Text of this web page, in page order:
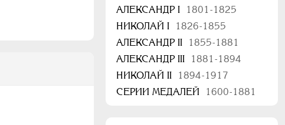
АЛЕКСАНДР I
1801-1825
НИКОЛАЙ I
1826-1855
АЛЕКСАНДР II
1855-1881
АЛЕКСАНДР III
1881-1894
НИКОЛАЙ II
1894-1917
СЕРИИ МЕДАЛЕЙ
1600-1881